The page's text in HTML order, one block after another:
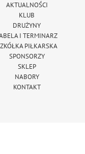
AKTUALNOŚCI
KLUB
DRUŻYNY
I TERMINARZ
PIŁKARSKA
SPONSORZY
SKLEP
NABORY
KONTAKT